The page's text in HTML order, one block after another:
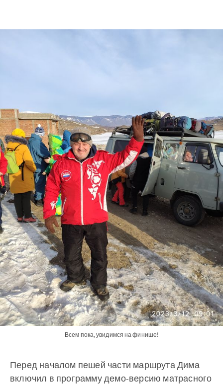
Всем пока, увидимся на финише!
Перед началом пешей части маршрута Дима
включил в программу демо-версию матрасного